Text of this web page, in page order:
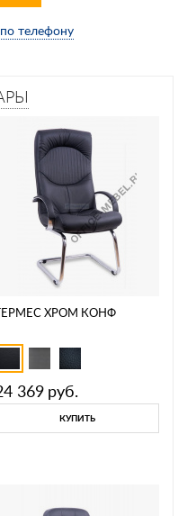
телефону
ХРОМ КОНФ
369 руб.
КУПИТЬ